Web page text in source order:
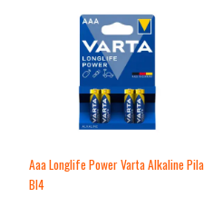
Aaa Longlife Power Varta Alkaline Pila
Bl4